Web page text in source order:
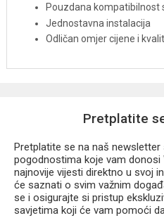
Pouzdana kompatibilnost
Jednostavna instalacija
Odličan omjer cijene i
Pretplatite
Pretplatite se na naš newsletter
pogodnostima koje vam donosi
najnovije vijesti direktno u svoj
će saznati o svim važnim
se i osigurajte si pristup
savjetima koji će vam pomoći